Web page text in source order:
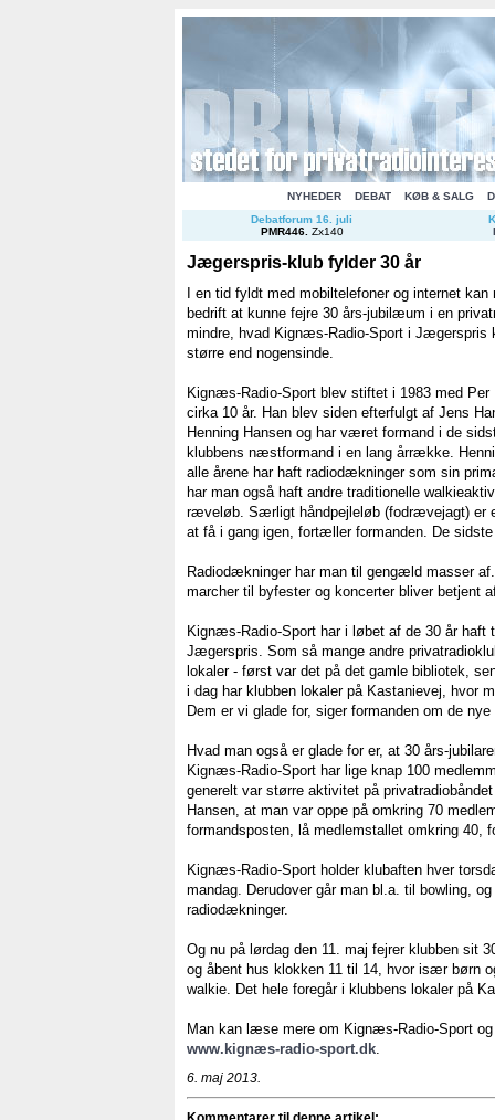
NYHEDER DEBAT KØB & SALG
Debatforum 16. juli
PMR446. Zx140
Jægerspris-klub fylder 30 år
I en tid fyldt med mobiltelefoner og internet
bedrift at kunne fejre 30 års-jubilæum i en
mindre, hvad Kignæs-Radio-Sport i Jægerspris
større end nogensinde.
Kignæs-Radio-Sport blev stiftet i 1983 med
cirka 10 år. Han blev siden efterfulgt af Jens
Henning Hansen og har været formand i de
klubbens næstformand i en lang årrække.
alle årene har haft radiodækninger som sin
har man også haft andre traditionelle
ræveløb. Særligt håndpejleløb (fodrævejagt) er
at få i gang igen, fortæller formanden. De
Radiodækninger har man til gengæld masser
marcher til byfester og koncerter bliver betjent
Kignæs-Radio-Sport har i løbet af de 30 år haft
Jægerspris. Som så mange andre
lokaler - først var det på det gamle bibliotek,
i dag har klubben lokaler på Kastanievej, hvor
Dem er vi glade for, siger formanden om de nye
Hvad man også er glade for er, at 30 års-
Kignæs-Radio-Sport har lige knap 100
generelt var større aktivitet på
Hansen, at man var oppe på omkring 70
formandsposten, lå medlemstallet omkring 40,
Kignæs-Radio-Sport holder klubaften hver
mandag. Derudover går man bl.a. til bowling,
radiodækninger.
Og nu på lørdag den 11. maj fejrer klubben sit
og åbent hus klokken 11 til 14, hvor især børn
walkie. Det hele foregår i klubbens lokaler på
Man kan læse mere om Kignæs-Radio-Sport
www.kignæs-radio-sport.dk.
6. maj 2013.